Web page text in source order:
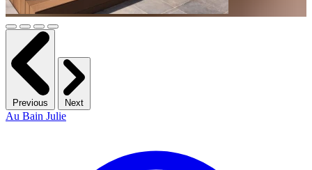
Previous Next
Au Bain Julie